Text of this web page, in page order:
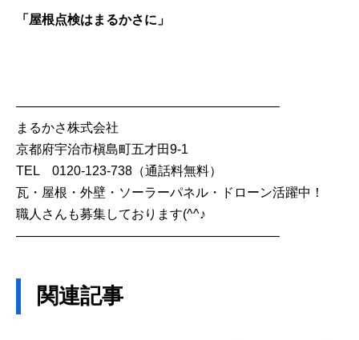
「屋根点検はまるかさに」
————————————————————–
まるかさ株式会社
京都府宇治市槇島町五才田9-1
TEL 0120-123-738（通話料無料）
瓦・屋根・外壁・ソーラーパネル・ドローン活躍中！
職人さんも募集しております(^^♪
————————————————————–
関連記事